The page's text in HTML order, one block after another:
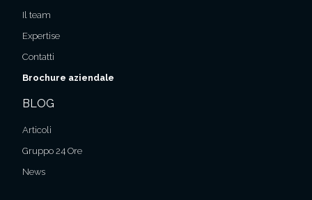
Il team
Expertise
Contatti
Brochure aziendale
BLOG
Articoli
Gruppo 24 Ore
News